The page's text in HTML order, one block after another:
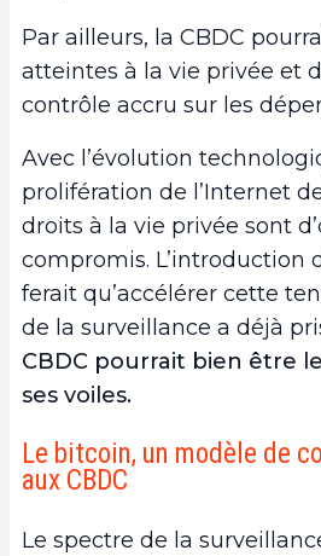
Par ailleurs, la CBDC
atteintes à la vie privée et
contrôle accru sur les
Avec l’évolution
prolifération de l’Internet
droits à la vie privée sont
compromis. L’introduction
ferait qu’accélérer cette
de la surveillance a déjà
CBDC pourrait bien être
ses voiles.
Le bitcoin, un modèle de
aux CBDC
Le spectre de la